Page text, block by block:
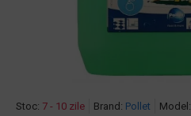
Stoc: 7 - 10 zile Brand: Pollet Model: